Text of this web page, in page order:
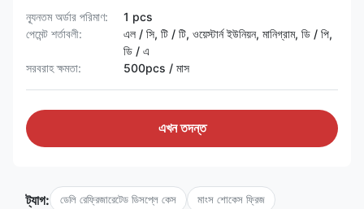
ন্যূনতম অর্ডার পরিমাণ:
1 pcs
পেমেন্ট শর্তাবলী:
এল / সি, টি / টি, ওয়েস্টার্ন ইউনিয়ন, মানিগ্রাম, ডি / পি,
ডি / এ
সরবরাহ ক্ষমতা:
500pcs / মাস
এখন তদন্ত
ট্যাগ: ডেলি রেফ্রিজারেটেড ডিসপ্লে কেস মাংস শোকেস ফ্রিজ